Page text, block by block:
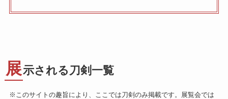
展示される刀剣一覧
※このサイトの趣旨により、ここでは刀剣のみ掲載です。展覧会では